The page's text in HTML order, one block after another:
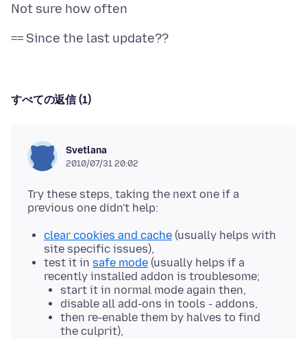
すべての返信 (1)
Svetlana
2010/07/31 20:02
Try these steps, taking the next one if a
clear cookies and cache (usually helps with
site specific issues),
test it in safe mode (usually helps if a
recently installed addon is troublesome;
start it in normal mode again then,
disable all add-ons in tools - addons,
then re-enable them by halves to find
the culprit),